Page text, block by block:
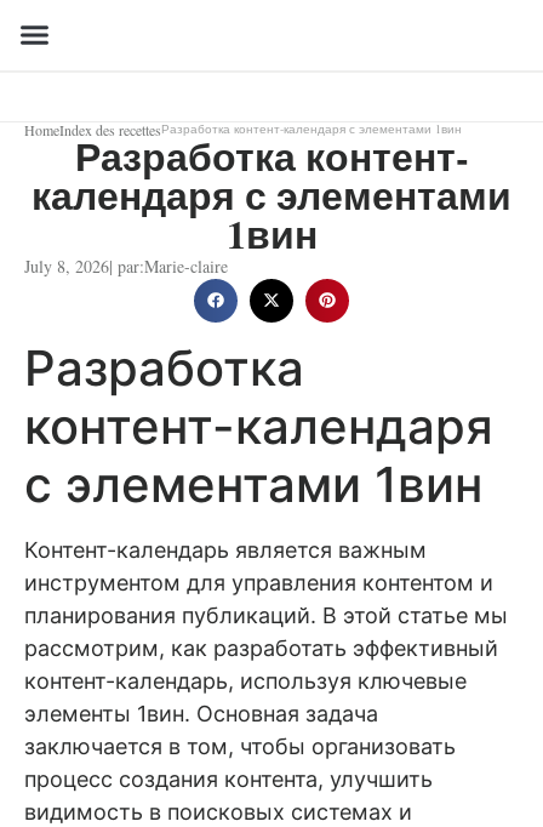
HomeIndex des recettesРазработка контент-календаря с элементами 1вин
Разработка контент-
календаря с элементами
1вин
July 8, 2026| par:Marie-claire
Разработка
контент-календаря
с элементами 1вин
Контент-календарь является важным
инструментом для управления контентом и
планирования публикаций. В этой статье мы
рассмотрим, как разработать эффективный
контент-календарь, используя ключевые
элементы 1вин. Основная задача
заключается в том, чтобы организовать
процесс создания контента, улучшить
видимость в поисковых системах и